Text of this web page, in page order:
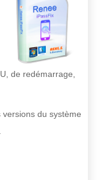
de redémarrage,
versions du système